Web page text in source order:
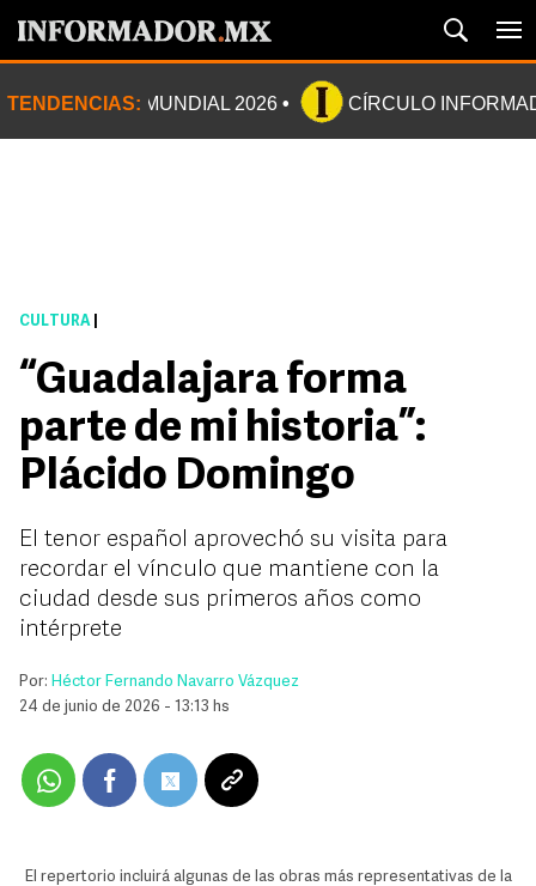
TENDENCIAS: MUNDIAL 2026 CÍRCULO
CULTURA
“Guadalajara forma
parte de mi historia”:
Plácido Domingo
El tenor español aprovechó su visita para
recordar el vínculo que mantiene con la
ciudad desde sus primeros años como
intérprete
Por: Héctor Fernando Navarro Vázquez
24 de junio de 2026 - 13:13 hs
El repertorio incluirá algunas de las obras más representativas de la